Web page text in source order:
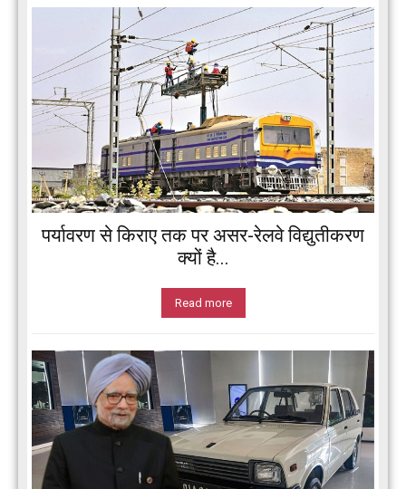
पर्यावरण से किराए तक पर असर-रेलवे विद्युतीकरण
क्यों है...
Read more